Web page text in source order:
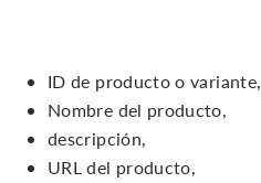
ID de producto o variante,
Nombre del producto,
descripción,
URL del producto,